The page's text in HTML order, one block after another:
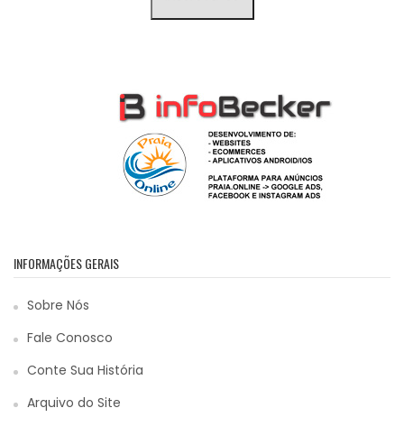
INFORMAÇÕES GERAIS
Sobre Nós
Fale Conosco
Conte Sua História
Arquivo do Site